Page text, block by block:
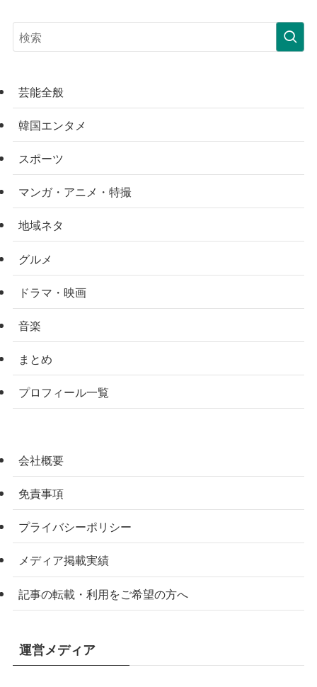
芸能全般
韓国エンタメ
スポーツ
マンガ・アニメ・特撮
地域ネタ
グルメ
ドラマ・映画
音楽
まとめ
プロフィール一覧
会社概要
免責事項
プライバシーポリシー
メディア掲載実績
記事の転載・利用をご希望の方へ
運営メディア